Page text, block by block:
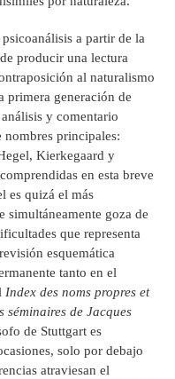
a partir de la
producir una lectura
al naturalismo
primera generación de
y comentario
nombres principales:
Kierkegaard y
en esta breve
es quizá el más
goza de
que representa
esquemática
tanto en el
Index des noms propres et
séminaires de Jacques
de Stuttgart es
solo por debajo
atraviesan el